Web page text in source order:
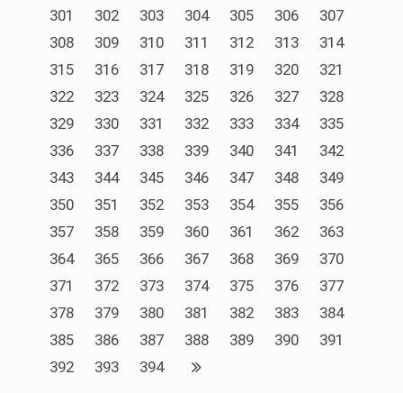
301
302 303 304 305 306
307
308
309 310 311 312 313
314
315
316 317 318 319 320
321
322
323 324 325 326 327
328
329
330 331 332 333 334
335
336
337 338 339 340 341
342
343
344 345 346 347 348
349
350
351 352 353 354 355
356
357
358 359 360 361 362
363
364
365 366 367 368 369
370
371
372 373 374 375 376
377
378
379 380 381 382 383
384
385
386 387 388 389 390
391
392
393 394